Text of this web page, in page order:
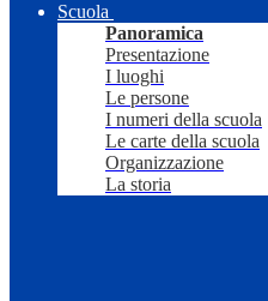
Scuola
Panoramica
Presentazione
I luoghi
Le persone
I numeri della scuola
Le carte della scuola
Organizzazione
La storia